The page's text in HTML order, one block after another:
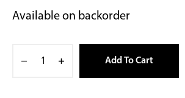
Available on backorder
Add To Cart